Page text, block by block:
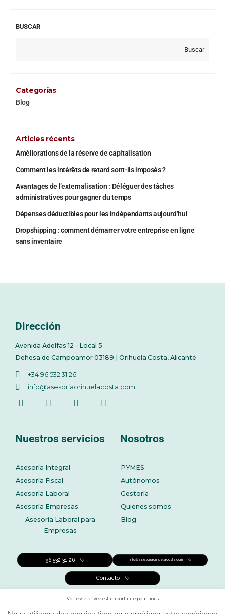
BUSCAR
Buscar
Categorías
Blog
Articles récents
Améliorations de la réserve de capitalisation
Comment les intérêts de retard sont-ils imposés ?
Avantages de l’externalisation : Déléguer des tâches
administratives pour gagner du temps
Dépenses déductibles pour les indépendants aujourd’hui
Dropshipping : comment démarrer votre entreprise en ligne
sans inventaire
Dirección
Avenida Adelfas 12 - Local 5
Dehesa de Campoamor 03189 | Orihuela Costa, Alicante
+34 96 532 31 26
info@asesoriaorihuelacosta.com
Nuestros servicios
Asesoría Integral
Asesoría Fiscal
Asesoría Laboral
Asesoría Empresas
Asesoría Laboral para
Empresas
Nosotros
PYMES
Autónomos
Gestoría
Quienes somos
Blog
96 532 31 26 info@asesoriaorihuelacosta.com
Contacto
Votre vie privée est importante pour nous